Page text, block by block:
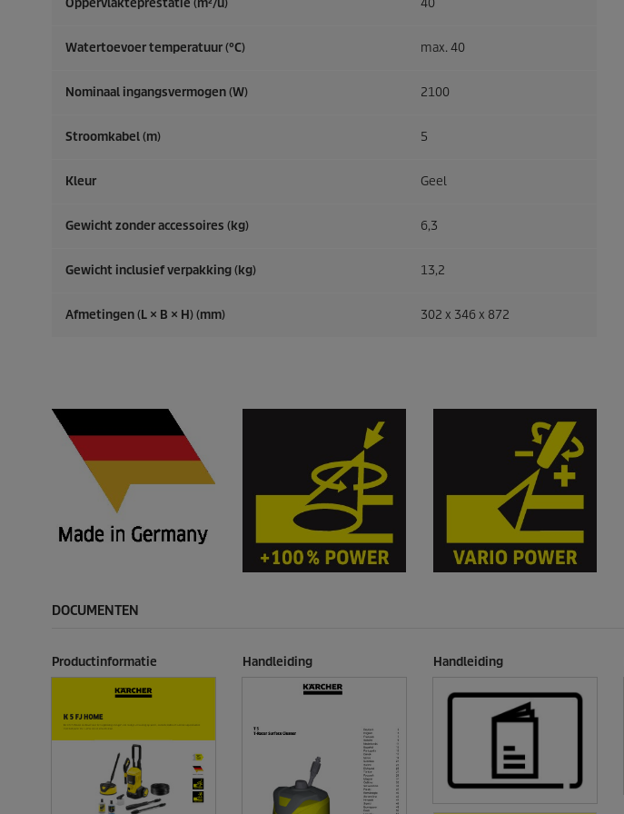
Oppervlakteprestatie (m²/u) 40
Watertoevoer temperatuur (°C) max. 40
Nominaal ingangsvermogen (W) 2100
Stroomkabel (m) 5
Kleur Geel
Gewicht zonder accessoires (kg) 6,3
Gewicht inclusief verpakking (kg) 13,2
Afmetingen (L × B × H) (mm) 302 x 346 x 872
DOCUMENTEN
Productinformatie Handleiding Handleiding